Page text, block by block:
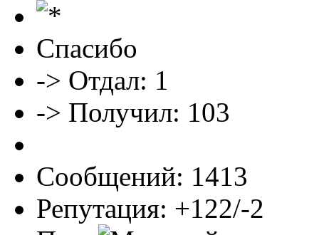
Спасибо
-> Отдал: 1
-> Получил: 103
Сообщений: 1413
Репутация: +122/-2